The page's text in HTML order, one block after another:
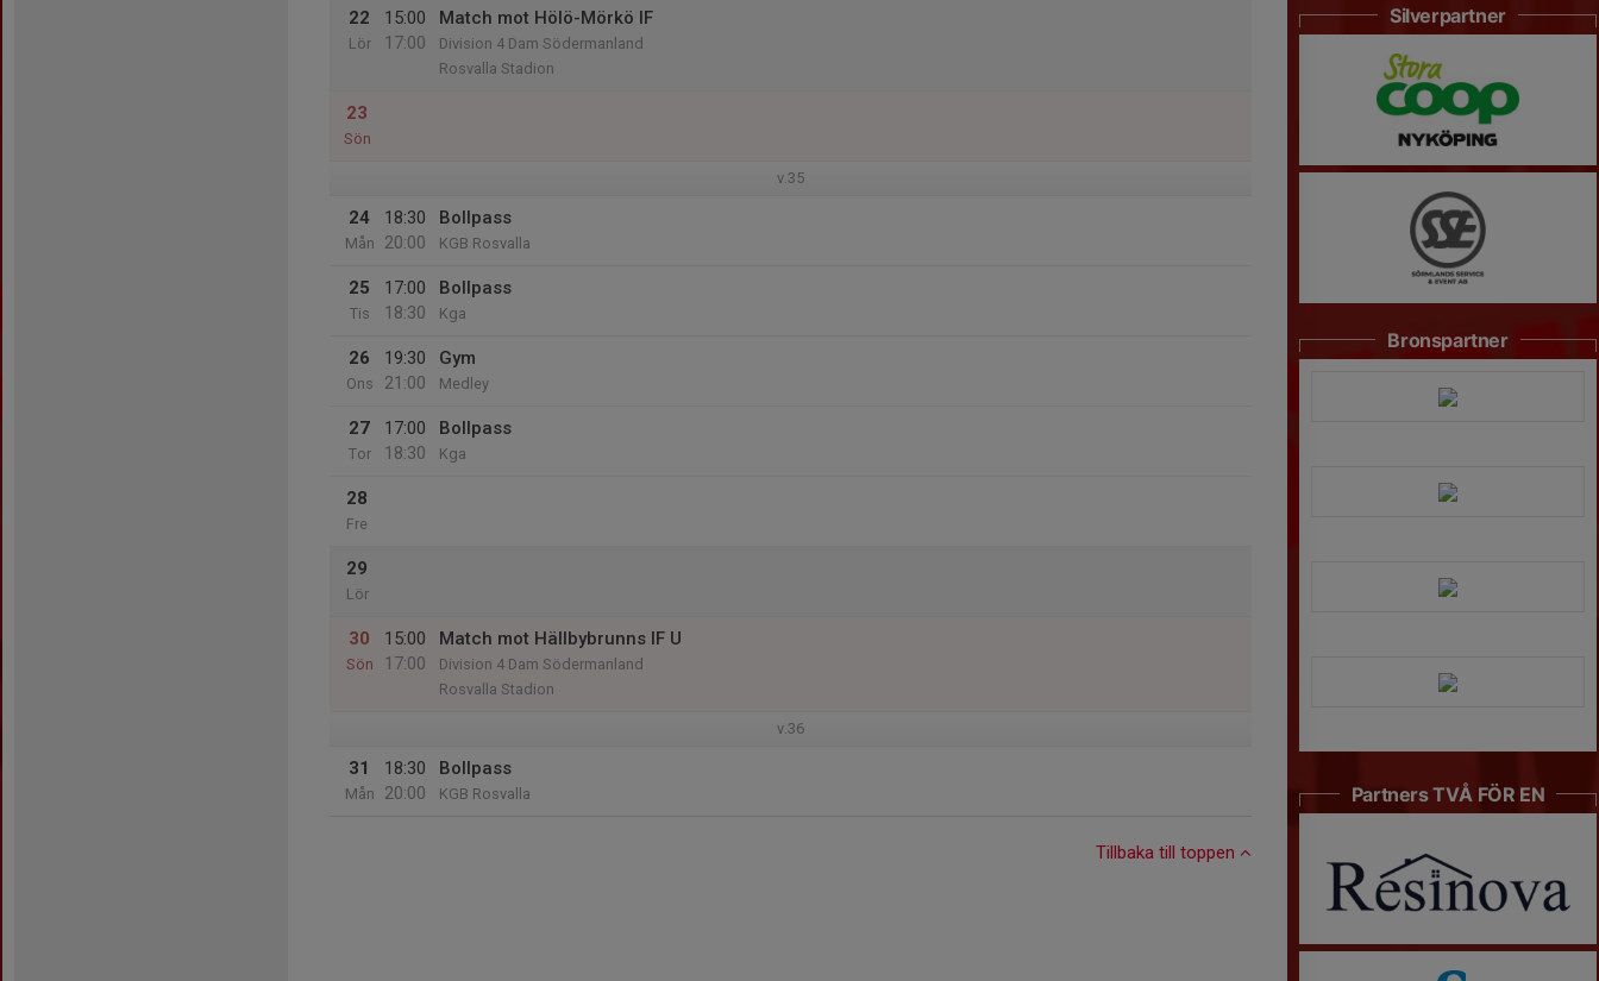
22
Lör
15:00
17:00
Match mot Hölö-Mörkö IF
Division 4 Dam Södermanland
Rosvalla Stadion
23
Sön
v.35
24
Mån
18:30
20:00
Bollpass
KGB Rosvalla
25
Tis
17:00
18:30
Bollpass
Kga
26
Ons
19:30
21:00
Gym
Medley
27
Tor
17:00
18:30
Bollpass
Kga
28
Fre
29
Lör
30
Sön
15:00
17:00
Match mot Hällbybrunns IF U
Division 4 Dam Södermanland
Rosvalla Stadion
v.36
31
Mån
18:30
20:00
Bollpass
KGB Rosvalla
Tillbaka till toppen
Silverpartner
Bronspartner
Partners TVÅ FÖR EN